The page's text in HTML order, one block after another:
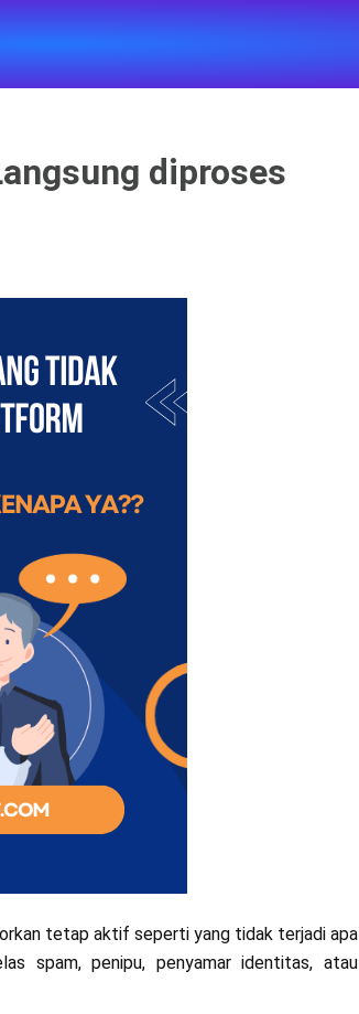
diproses
tetap aktif seperti yang tidak terjadi apa
spam, penipu, penyamar identitas, atau